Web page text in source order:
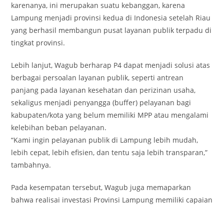
karenanya, ini merupakan suatu kebanggan, karena
Lampung menjadi provinsi kedua di Indonesia setelah Riau
yang berhasil membangun pusat layanan publik terpadu di
tingkat provinsi.
Lebih lanjut, Wagub berharap P4 dapat menjadi solusi atas
berbagai persoalan layanan publik, seperti antrean
panjang pada layanan kesehatan dan perizinan usaha,
sekaligus menjadi penyangga (buffer) pelayanan bagi
kabupaten/kota yang belum memiliki MPP atau mengalami
kelebihan beban pelayanan.
“Kami ingin pelayanan publik di Lampung lebih mudah,
lebih cepat, lebih efisien, dan tentu saja lebih transparan,”
tambahnya.
Pada kesempatan tersebut, Wagub juga memaparkan
bahwa realisai investasi Provinsi Lampung memiliki capaian